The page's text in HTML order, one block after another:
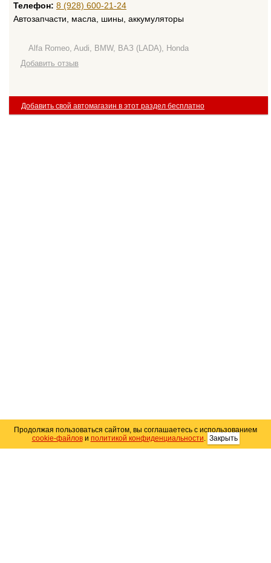
Телефон: 8 (928) 600-21-24
Автозапчасти, масла, шины, аккумуляторы
Alfa Romeo, Audi, BMW, ВАЗ (LADA), Honda
Добавить отзыв
Добавить свой автомагазин в этот раздел бесплатно
Продолжая пользоваться сайтом, вы соглашаетесь с использованием
cookie-файлови политикой конфиденциальности. Закрыть